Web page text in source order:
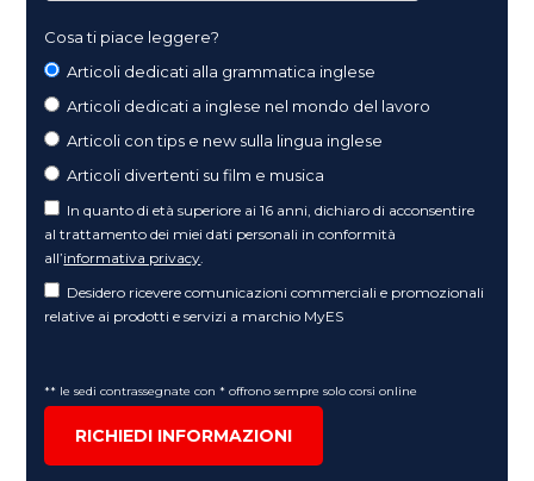
Cosa ti piace leggere?
Articoli dedicati alla grammatica inglese
Articoli dedicati a inglese nel mondo del lavoro
Articoli con tips e new sulla lingua inglese
Articoli divertenti su film e musica
In quanto di età superiore ai 16 anni, dichiaro di acconsentire
al trattamento dei miei dati personali in conformità
all’informativa privacy
Desidero ricevere comunicazioni commerciali e promozionali
relative ai prodotti e servizi a marchio MyES
** le sedi contrassegnate con * offrono sempre solo corsi online
RICHIEDI INFORMAZIONI